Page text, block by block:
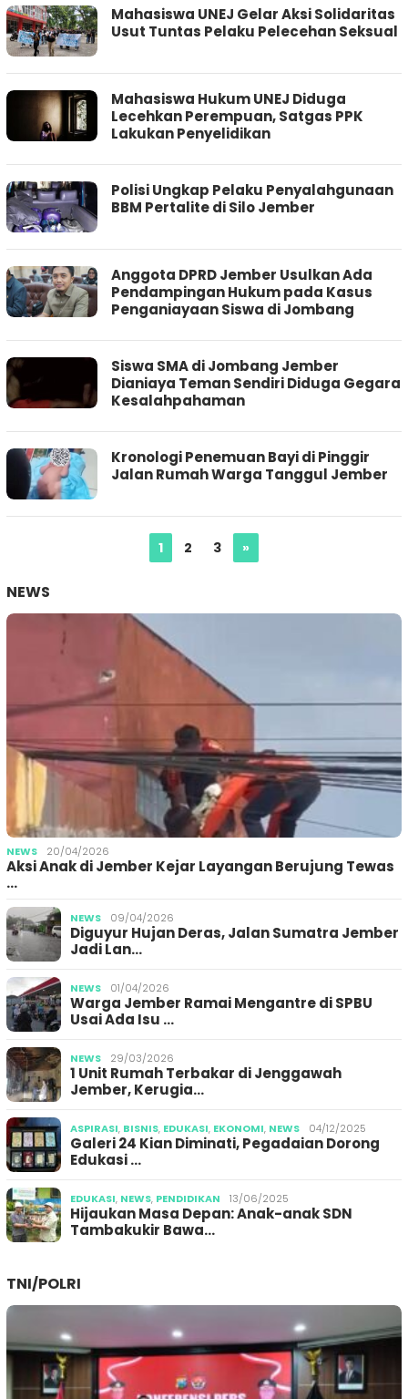
Mahasiswa UNEJ Gelar Aksi Solidaritas
Usut Tuntas Pelaku Pelecehan Seksual
Mahasiswa Hukum UNEJ Diduga
Lecehkan Perempuan, Satgas PPK
Lakukan Penyelidikan
Polisi Ungkap Pelaku Penyalahgunaan
BBM Pertalite di Silo Jember
Anggota DPRD Jember Usulkan Ada
Pendampingan Hukum pada Kasus
Penganiayaan Siswa di Jombang
Siswa SMA di Jombang Jember
Dianiaya Teman Sendiri Diduga Gegara
Kesalahpahaman
Kronologi Penemuan Bayi di Pinggir
Jalan Rumah Warga Tanggul Jember
1 2 3 »
NEWS
NEWS 20/04/2026
Aksi Anak di Jember Kejar Layangan Berujung Tewas
…
NEWS 09/04/2026
Diguyur Hujan Deras, Jalan Sumatra Jember
Jadi Lan…
NEWS 01/04/2026
Warga Jember Ramai Mengantre di SPBU
Usai Ada Isu …
NEWS 29/03/2026
1 Unit Rumah Terbakar di Jenggawah
Jember, Kerugia…
ASPIRASI, BISNIS, EDUKASI, EKONOMI, NEWS 04/12/2025
Galeri 24 Kian Diminati, Pegadaian Dorong
Edukasi …
EDUKASI, NEWS, PENDIDIKAN 13/06/2025
Hijaukan Masa Depan: Anak-anak SDN
Tambakukir Bawa…
TNI/POLRI